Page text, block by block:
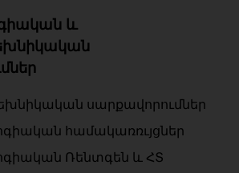
և
սարքավորումներ
համակառռւյցներ
Ռենտգեն և ՀՏ